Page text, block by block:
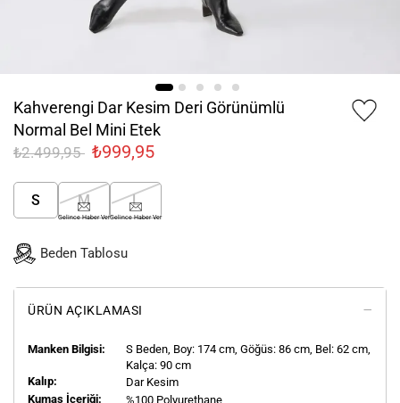
Kahverengi Dar Kesim Deri Görünümlü
Normal Bel Mini Etek
₺2.499,95 ₺999,95
S M
Gelince Haber Ver
L
Gelince Haber Ver
Beden Tablosu
ÜRÜN AÇIKLAMASI
Manken Bilgisi: S Beden, Boy: 174 cm, Göğüs: 86 cm, Bel: 62 cm,
Kalça: 90 cm
Kalıp:
Dar Kesim
Kumaş İçeriği:
%100 Polyurethane